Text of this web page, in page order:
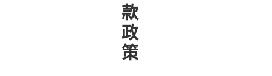
款
政
策